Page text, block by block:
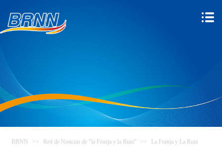
BRNN >> Red de Noticias de "la Franja y la Ruta" >> La Franja y La Ruta